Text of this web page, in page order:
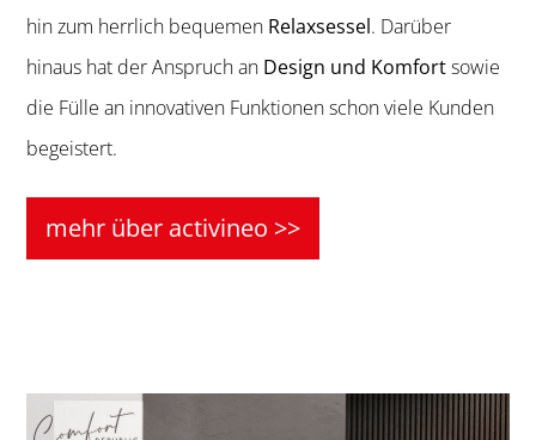
hin zum herrlich bequemen Relaxsessel. Darüber
hinaus hat der Anspruch an Design und Komfortsowie
die Fülle an innovativen Funktionen schon viele Kunden
begeistert.
mehr über activineo >>